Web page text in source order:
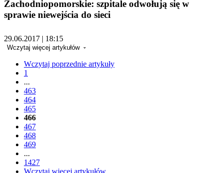
Zachodniopomorskie: szpitale odwołują się w
sprawie niewejścia do sieci
29.06.2017 | 18:15
Wczytaj więcej artykułów
Wczytaj poprzednie artykuły
1
...
463
464
465
466
467
468
469
...
1427
Wczytaj więcej artykułów